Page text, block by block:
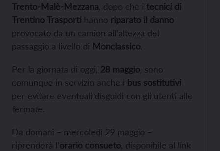
Trento-Malè-Mezzana , dopo che i tecnici di
Trentino Trasporti hanno riparato il danno
provocato da un camion all’altezza del
passaggio a livello di Monclassico.
Per la giornata di oggi, 28 maggio , sono
comunque in servizio anche i bus sostitutivi
per evitare eventuali disguidi con gli utenti alle
fermate.
Da domani – mercoledì 29 maggio –
riprenderà l’orario consueto , disponibile al link